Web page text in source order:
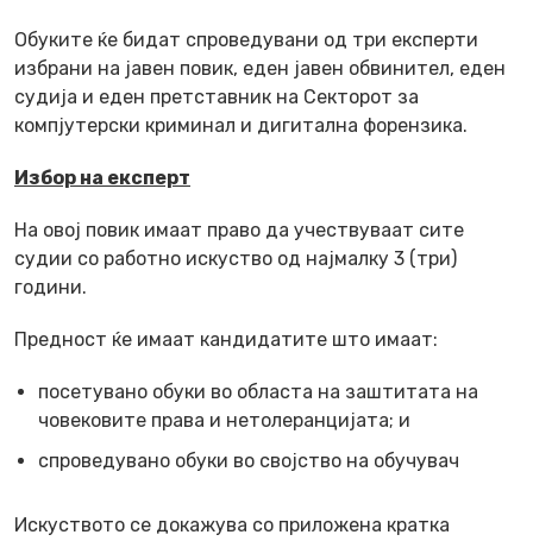
Обуките ќе бидат спроведувани од три експерти
избрани на јавен повик, еден јавен обвинител, еден
судија и еден претставник на Секторот за
компјутерски криминал и дигитална форензика.
Избор на експерт
На овој повик имаат право да учествуваат сите
судии со работно искуство од најмалку 3 (три)
години.
Предност ќе имаат кандидатите што имаат:
посетувано обуки во областа на заштитата на
човековите права и нетолеранцијата; и
спроведувано обуки во својство на обучувач
Искуството се докажува со приложена кратка